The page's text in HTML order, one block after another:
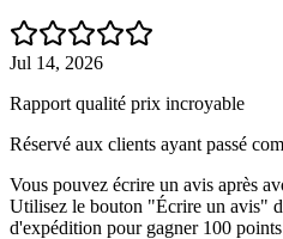
Jul 14, 2026
Rapport qualité prix incroyable
Réservé aux clients ayant passé
Vous pouvez écrire un avis après
Utilisez le bouton "Écrire un avis"
d'expédition pour gagner 100